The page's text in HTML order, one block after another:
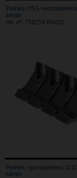
Peines HSS
juego
Art. nº. 759254 RHSS
Peines +portapeines G 1/
juego